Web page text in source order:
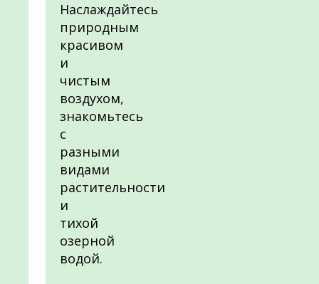
Наслаждайтесь
природным
красивом
и
чистым
воздухом,
знакомьтесь
с
разными
видами
растительности
и
тихой
озерной
водой.